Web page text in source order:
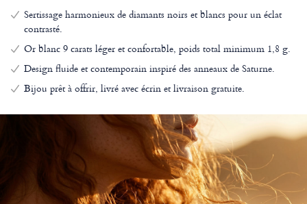
Sertissage harmonieux de diamants noirs et blancs pour un éclat
contrasté.
Or blanc 9 carats léger et confortable, poids total minimum 1,8 g.
Design fluide et contemporain inspiré des anneaux de Saturne.
Bijou prêt à offrir, livré avec écrin et livraison gratuite.